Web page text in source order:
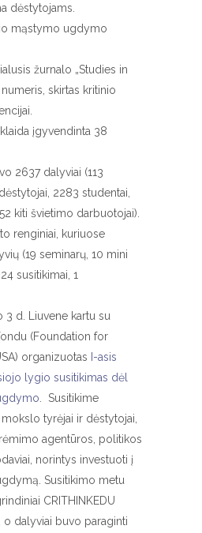
dėstytojams.
mąstymo ugdymo
žurnalo „Studies in
skirtas kritinio
įgyvendinta 38
2637 dalyviai (113
2283 studentai,
kiti švietimo darbuotojai).
renginiai, kuriuose
(19 seminarų, 10 mini
susitikimai, 1
3 d. Liuvene kartu su
(Foundation for
organizuotas I-asis
lygio susitikimas dėl
. Susitikime
tyrėjai ir dėstytojai,
agentūros, politikos
norintys investuoti į
Susitikimo metu
CRITHINKEDU
o dalyviai buvo paraginti